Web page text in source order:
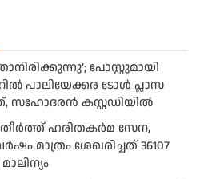
പോസ്റ്റുമായി
പാലിയേക്കര ടോൾ പ്ലാസ
സഹോദരൻ കസ്റ്റഡിയിൽ
ഹരിതകര്‍മ സേന,
മാത്രം ശേഖരിച്ചത് 36107